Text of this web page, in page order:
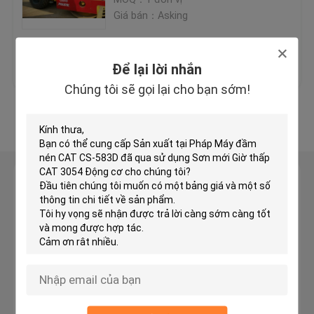
Để lại lời nhắn
Chúng tôi sẽ gọi lại cho bạn sớm!
KOMATSU Bulldozer đã qua sử dụng
Sử dụng CAT Grader
Máy xúc CAT đã qua sử dụng
Máy xúc CAT đã qua sử dụng
Máy xúc KOMATSU đã qua sử dụng
KOMATSU Grader đã qua sử dụng
Giá bán：Asking
Liên hệ chúng tôi
Để lại lời nhắn
Chúng tôi sẽ gọi lại cho bạn sớm!